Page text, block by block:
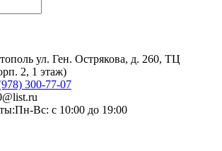
ул. Ген. Острякова, д. 260, ТЦ
2, 1 этаж)
300-77-07
Пн-Вс: с 10:00 до 19:00